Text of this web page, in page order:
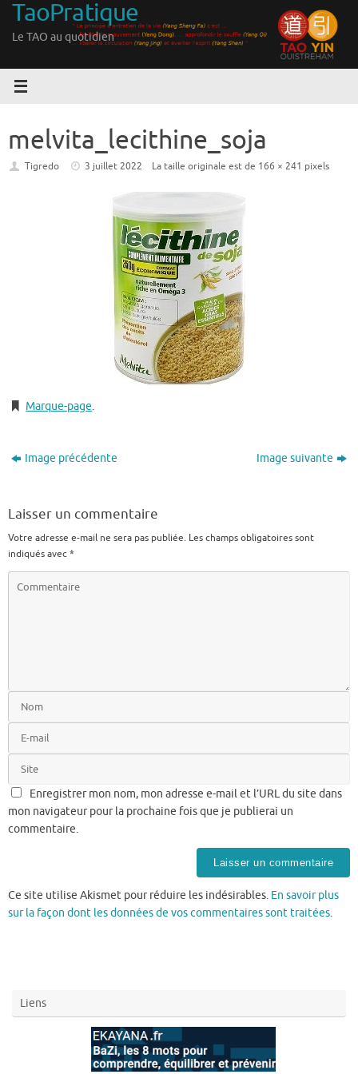
Passer
contenu
TaoPratique
Le TAO au quotidien
melvita_lecithine_soja
Tigredo 3 juillet 2022 La taille originale est de 166 × 241 pixels
Marque-page.
Image précédente Image suivante
Laisser un commentaire
Votre adresse e-mail ne sera pas publiée. Les champs obligatoires sont
indiqués avec*
Enregistrer mon nom, mon adresse e-mail et l’URL du site dans
mon navigateur pour la prochaine fois que je publierai un
commentaire.
Ce site utilise Akismet pour réduire les indésirables. En savoir plus
sur la façon dont les données de vos commentaires sont traitées.
Liens